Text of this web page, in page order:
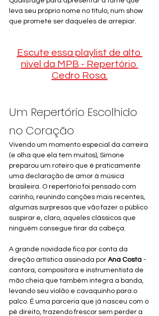
leva seu próprio nome no título, num show
que promete ser daqueles de arrepiar.
Escute essa playlist de alto
nível da MPB - Repertório
Cedro Rosa.
Um Repertório Escolhido
no Coração
Vivendo um momento especial da carreira
(e olha que ela tem muitos), Simone
preparou um roteiro que é praticamente
uma declaração de amor à música
brasileira. O repertório foi pensado com
carinho, reunindo canções mais recentes,
algumas surpresas que vão fazer o público
suspirar e, claro, aqueles clássicos que
ninguém consegue tirar da cabeça.
A grande novidade fica por conta da
direção artística assinada por Ana Costa -
cantora, compositora e instrumentista de
mão cheia que também integra a banda,
levando seu violão e cavaquinho para o
palco. É uma parceria que já nasceu com o
pé direito, trazendo frescor sem perder a